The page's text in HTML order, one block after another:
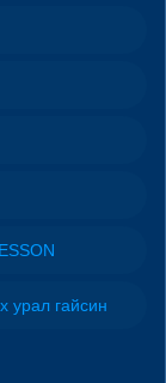
урал гайсин